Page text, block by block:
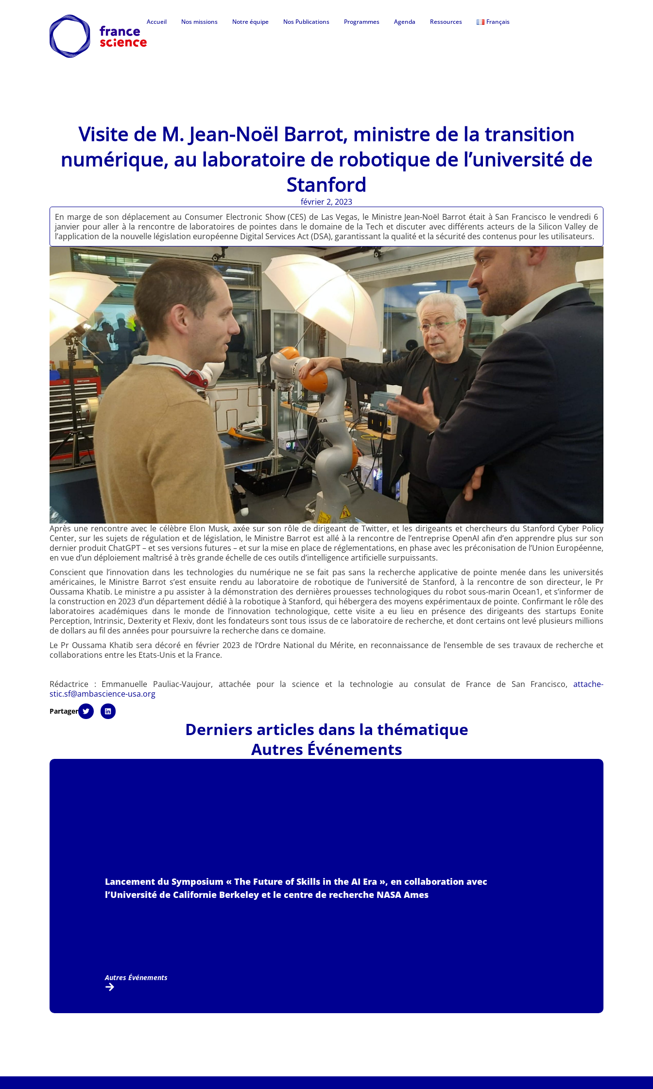
Accueil Nos missions Notre équipe Nos Publications Programmes Agenda Ressources Français
Visite de M. Jean-Noël Barrot, ministre de la transition
numérique, au laboratoire de robotique de l’université de
Stanford
février 2, 2023
En marge de son déplacement au Consumer Electronic Show (CES) de Las Vegas, le Ministre Jean-Noël Barrot était à San Francisco le vendredi 6
janvier pour aller à la rencontre de laboratoires de pointes dans le domaine de la Tech et discuter avec différents acteurs de la Silicon Valley de
l’application de la nouvelle législation européenne Digital Services Act (DSA), garantissant la qualité et la sécurité des contenus pour les utilisateurs.
Après une rencontre avec le célèbre Elon Musk, axée sur son rôle de dirigeant de Twitter, et les dirigeants et chercheurs du Stanford Cyber Policy
Center, sur les sujets de régulation et de législation, le Ministre Barrot est allé à la rencontre de l’entreprise OpenAI afin d’en apprendre plus sur son
dernier produit ChatGPT – et ses versions futures – et sur la mise en place de réglementations, en phase avec les préconisation de l’Union Européenne,
en vue d’un déploiement maîtrisé à très grande échelle de ces outils d’intelligence artificielle surpuissants.
Conscient que l’innovation dans les technologies du numérique ne se fait pas sans la recherche applicative de pointe menée dans les universités
américaines, le Ministre Barrot s’est ensuite rendu au laboratoire de robotique de l’université de Stanford, à la rencontre de son directeur, le Pr
Oussama Khatib. Le ministre a pu assister à la démonstration des dernières prouesses technologiques du robot sous-marin Ocean1, et s’informer de
la construction en 2023 d’un département dédié à la robotique à Stanford, qui hébergera des moyens expérimentaux de pointe. Confirmant le rôle des
laboratoires académiques dans le monde de l’innovation technologique, cette visite a eu lieu en présence des dirigeants des startups Eonite
Perception, Intrinsic, Dexterity et Flexiv, dont les fondateurs sont tous issus de ce laboratoire de recherche, et dont certains ont levé plusieurs millions
de dollars au fil des années pour poursuivre la recherche dans ce domaine.
Le Pr Oussama Khatib sera décoré en février 2023 de l’Ordre National du Mérite, en reconnaissance de l’ensemble de ses travaux de recherche et
collaborations entre les Etats-Unis et la France.
Rédactrice : Emmanuelle Pauliac-Vaujour, attachée pour la science et la technologie au consulat de France de San Francisco,attache-
stic.sf@ambascience-usa.org
Partager
Derniers articles dans la thématique
Autres Événements
Lancement du Symposium « The Future of Skills in the AI Era », en collaboration avec
l’Université de Californie Berkeley et le centre de recherche NASA Ames
Autres Événements